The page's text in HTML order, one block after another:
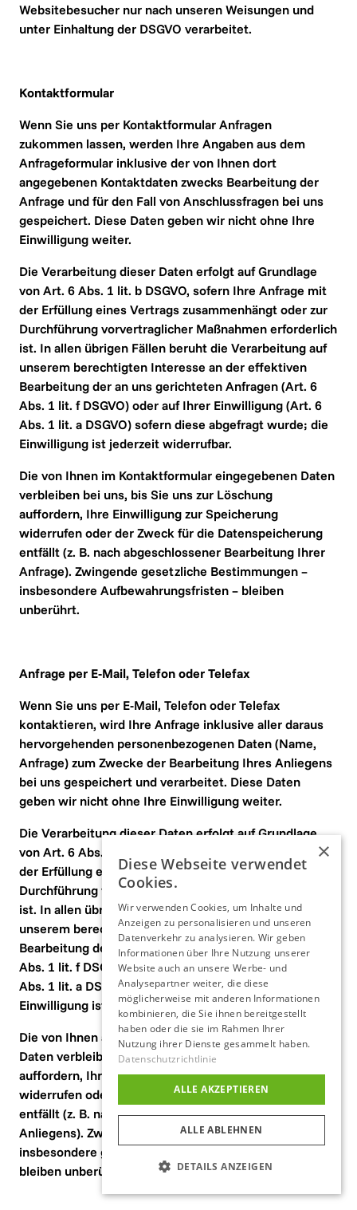
Websitebesucher nur nach unseren Weisungen und
unter Einhaltung der DSGVO verarbeitet.
Kontaktformular
Wenn Sie uns per Kontaktformular Anfragen
zukommen lassen, werden Ihre Angaben aus dem
Anfrageformular inklusive der von Ihnen dort
angegebenen Kontaktdaten zwecks Bearbeitung der
Anfrage und für den Fall von Anschlussfragen bei uns
gespeichert. Diese Daten geben wir nicht ohne Ihre
Einwilligung weiter.
Die Verarbeitung dieser Daten erfolgt auf Grundlage
von Art. 6 Abs. 1 lit. b DSGVO, sofern Ihre Anfrage mit
der Erfüllung eines Vertrags zusammenhängt oder zur
Durchführung vorvertraglicher Maßnahmen erforderlich
ist. In allen übrigen Fällen beruht die Verarbeitung auf
unserem berechtigten Interesse an der effektiven
Bearbeitung der an uns gerichteten Anfragen (Art. 6
Abs. 1 lit. f DSGVO) oder auf Ihrer Einwilligung (Art. 6
Abs. 1 lit. a DSGVO) sofern diese abgefragt wurde; die
Einwilligung ist jederzeit widerrufbar.
Die von Ihnen im Kontaktformular eingegebenen Daten
verbleiben bei uns, bis Sie uns zur Löschung
auffordern, Ihre Einwilligung zur Speicherung
widerrufen oder der Zweck für die Datenspeicherung
entfällt (z. B. nach abgeschlossener Bearbeitung Ihrer
Anfrage). Zwingende gesetzliche Bestimmungen –
insbesondere Aufbewahrungsfristen – bleiben
unberührt.
Anfrage per E-Mail, Telefon oder Telefax
Wenn Sie uns per E-Mail, Telefon oder Telefax
kontaktieren, wird Ihre Anfrage inklusive aller daraus
hervorgehenden personenbezogenen Daten (Name,
Anfrage) zum Zwecke der Bearbeitung Ihres Anliegens
bei uns gespeichert und verarbeitet. Diese Daten
geben wir nicht ohne Ihre Einwilligung weiter.
Die Verarbeitung dieser Daten erfolgt auf Grundlage
von Art. 6 Abs. 1 lit. b DSGVO, sofern Ihre Anfrage mit
der Erfüllung eines Vertrags zusammenhängt oder zur
Durchführung vorvertraglicher Maßnahmen erforderlich
ist. In allen übrigen Fällen beruht die Verarbeitung auf
unserem berechtigten Interesse an der effektiven
Bearbeitung der an uns gerichteten Anfragen (Art. 6
Abs. 1 lit. f DSGVO) oder auf Ihrer Einwilligung (Art. 6
Abs. 1 lit. a DSGVO) sofern diese abgefragt wurde; die
Einwilligung ist jederzeit widerrufbar.
Die von Ihnen an uns per Kontaktanfragen übersandten
Daten verbleiben bei uns, bis Sie uns zur Löschung
auffordern, Ihre Einwilligung zur Speicherung
widerrufen oder der Zweck für die Datenspeicherung
entfällt (z. B. nach abgeschlossener Bearbeitung Ihres
Anliegens). Zwingende gesetzliche Bestimmungen –
insbesondere gesetzliche Aufbewahrungsfristen –
bleiben unberührt.
×
Diese Webseite verwendet
Cookies.
Wir verwenden Cookies, um Inhalte und
Anzeigen zu personalisieren und unseren
Datenverkehr zu analysieren. Wir geben
Informationen über Ihre Nutzung unserer
Website auch an unsere Werbe- und
Analysepartner weiter, die diese
möglicherweise mit anderen Informationen
kombinieren, die Sie ihnen bereitgestellt
haben oder die sie im Rahmen Ihrer
Nutzung ihrer Dienste gesammelt haben.
Datenschutzrichtlinie
ALLE AKZEPTIEREN
ALLE ABLEHNEN
DETAILS ANZEIGEN
UNBEDINGT ERFORDERLICH